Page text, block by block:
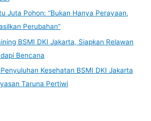
Juta Pohon: “Bukan Hanya Perayaan,
Perubahan”
BSMI DKI Jakarta, Siapkan Relawan
Bencana
Kesehatan BSMI DKI Jakarta
Taruna Pertiwi